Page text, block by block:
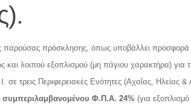
πρόσκλησης, όπως υποβάλλει προσφορά
και λοιπού εξοπλισμού (μη πάγιου χαρακτήρα) για
τρεις Περιφερειακές Ενότητες (Αχαΐας, Ηλείας &
συμπεριλαμβανομένου Φ.Π.Α. 24% (για